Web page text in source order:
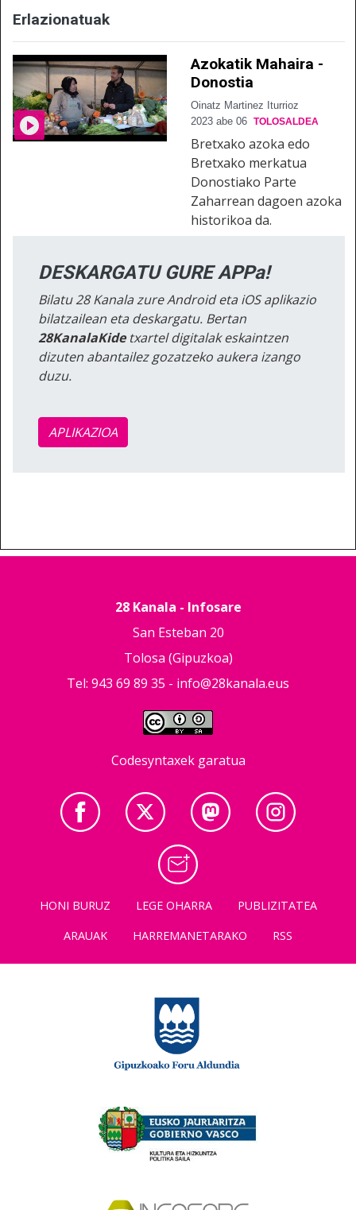
Erlazionatuak
Azokatik Mahaira -
Donostia
Oinatz Martinez Iturrioz
2023 abe 06 TOLOSALDEA
Bretxako azoka edo
Bretxako merkatua
Donostiako Parte
Zaharrean dagoen azoka
historikoa da.
DESKARGATU GURE APPa!
Bilatu 28 Kanala zure Android eta iOS aplikazio
bilatzailean eta deskargatu. Bertan
28KanalaKidetxartel digitalak eskaintzen
dizuten abantailez gozatzeko aukera izango
duzu.
APLIKAZIOA
28 Kanala - Infosare
San Esteban 20
Tolosa (Gipuzkoa)
Tel: 943 69 89 35 - info@28kanala.eus
Codesyntaxek garatua
HONI BURUZ LEGE OHARRA
PUBLIZITATEA
ARAUAK
HARREMANETARAKO RSS